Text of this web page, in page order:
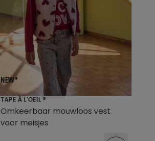
TAPE À L'OEIL ®
Omkeerbaar mouwloos vest
voor meisjes